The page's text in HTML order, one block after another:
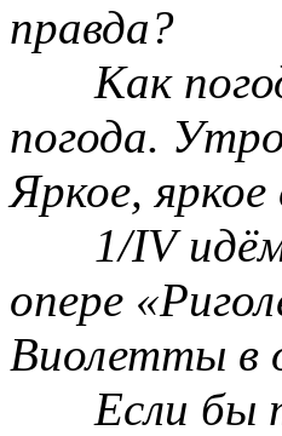
правда?
Как
погода.
Яркое,
1/IV
опере
Виолетты в
Если бы